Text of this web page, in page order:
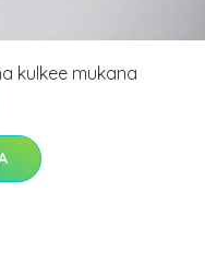
kulkee mukana